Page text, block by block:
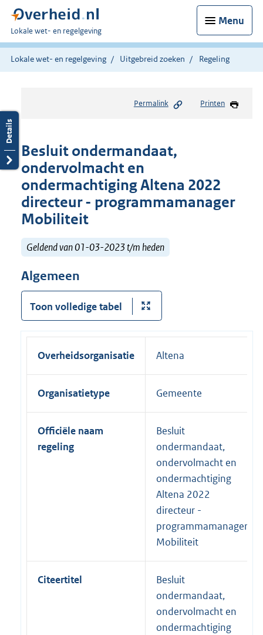
Menu
U
bent
hier:
Lokale wet- en regelgeving
Lokale wet- en regelgeving Uitgebreid zoeken Regeling
Permalink Printen
Besluit ondermandaat,
ondervolmacht en
ondermachtiging Altena 2022
directeur - programmamanager
Mobiliteit
Geldend van 01-03-2023 t/m heden
Algemeen
Toon volledige tabel
Overheidsorganisatie Altena
Organisatietype Gemeente
Officiële naam
regeling
Besluit
ondermandaat,
ondervolmacht en
ondermachtiging
Altena 2022
directeur -
programmamanager
Mobiliteit
Citeertitel
Besluit
ondermandaat,
ondervolmacht en
ondermachtiging